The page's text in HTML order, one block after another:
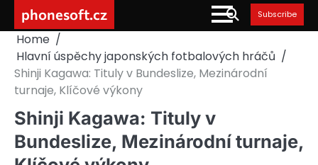
content
phonesoft.cz Subscribe
Home
Hlavní úspěchy japonských fotbalových hráčů
Shinji Kagawa: Tituly v Bundeslize, Mezinárodní
turnaje, Klíčové výkony
Shinji Kagawa: Tituly v
Bundeslize, Mezinárodní turnaje,